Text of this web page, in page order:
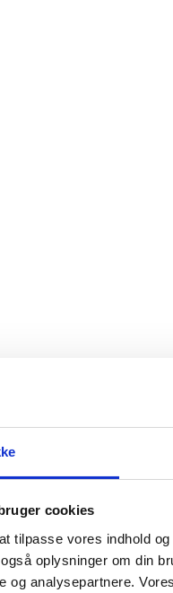
cookies
tilpasse vores indhold
oplysninger om din
og analysepartnere.